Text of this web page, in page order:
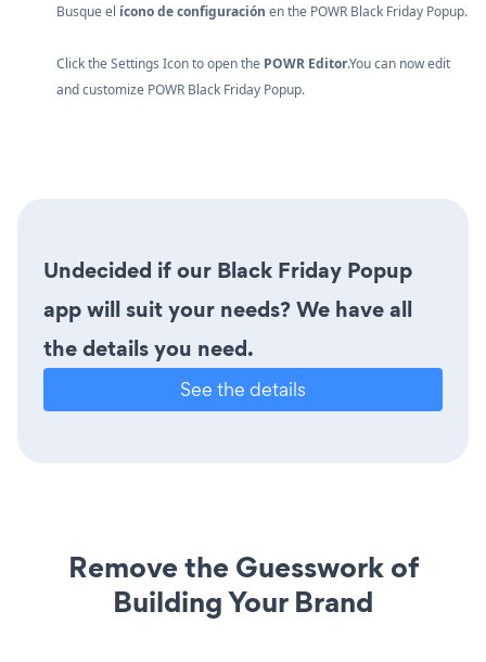
Busque el ícono de configuración en the POWR Black Friday Popup.
Click the Settings Icon to open the POWR Editor.You can now edit
and customize POWR Black Friday Popup.
Undecided if our Black Friday Popup
app will suit your needs? We have all
the details you need.
See the details
Remove the Guesswork of
Building Your Brand